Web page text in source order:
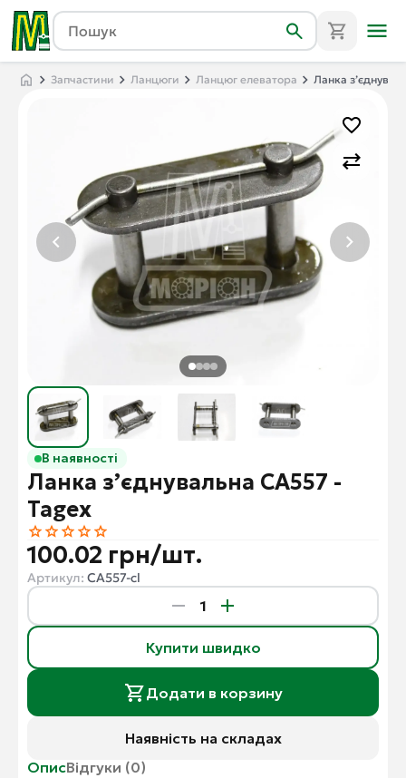
Запчастини Ланцюги Ланцюг елеватора Ланка
В наявності
Ланка з’єднувальна CA557 -
Tagex
100.02 грн/шт.
Артикул: CA557-cl
Купити швидко
Додати в корзину
Наявність на складах
ОписВідгуки (0)